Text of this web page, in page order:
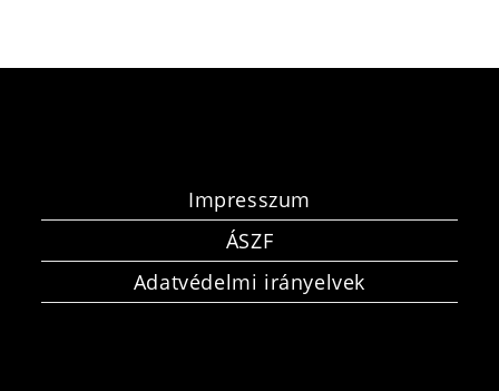
Impresszum
ÁSZF
Adatvédelmi irányelvek